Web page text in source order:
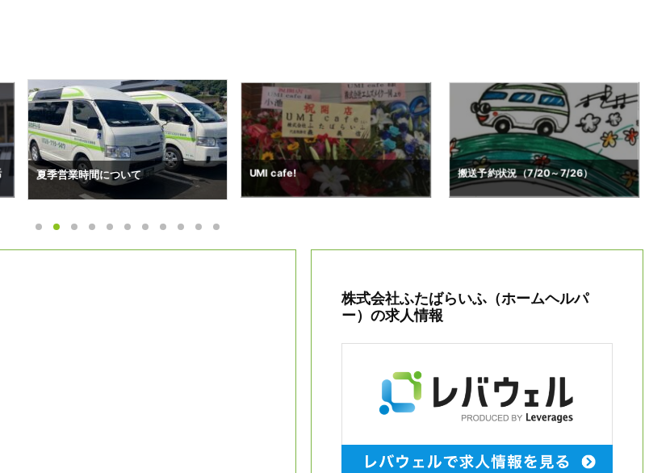
UMI cafe! 搬送予約状況（7/20～7/26） 搬送予約状況（6/29～7/5）
株式会社ふたばらいふ（ホームヘルパ
ー）の求人情報